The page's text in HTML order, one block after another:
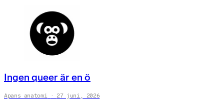
Ingen queer är en ö
Apans anatomi 27 juni, 2026